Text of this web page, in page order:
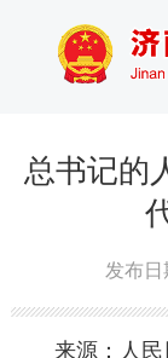
总书记的
发布日
来源：人民